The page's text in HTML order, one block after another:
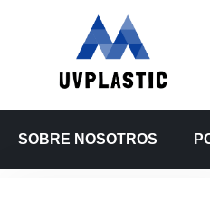
SOBRE NOSOTROS